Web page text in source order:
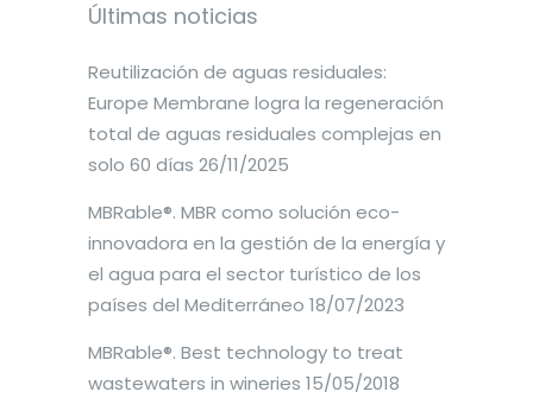
Últimas noticias
Reutilización de aguas residuales:
Europe Membrane logra la regeneración
total de aguas residuales complejas en
solo 60 días 26/11/2025
MBRable®. MBR como solución eco-
innovadora en la gestión de la energía y
el agua para el sector turístico de los
países del Mediterráneo 18/07/2023
MBRable®. Best technology to treat
wastewaters in wineries 15/05/2018